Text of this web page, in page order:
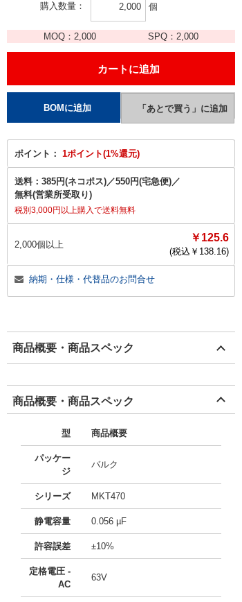
購入数量 個
MOQ： 2,000 SPQ：2,000
ポイント： 1ポイント(1%還元)
送料： 385円(ネコポス)／550円(宅急便)／
無料(営業所受取り)
税別3,000円以上購入で送料無料
2,000個以上
￥125.6
(税込￥ 138.16)
納期・仕様・代替品のお問合せ
商品概要・商品スペック
商品概要・商品スペック
型 商品概要
パッケー
ジ
バルク
シリーズ MKT470
静電容量 0.056 µF
許容誤差 ±10%
定格電圧 -
AC
63V